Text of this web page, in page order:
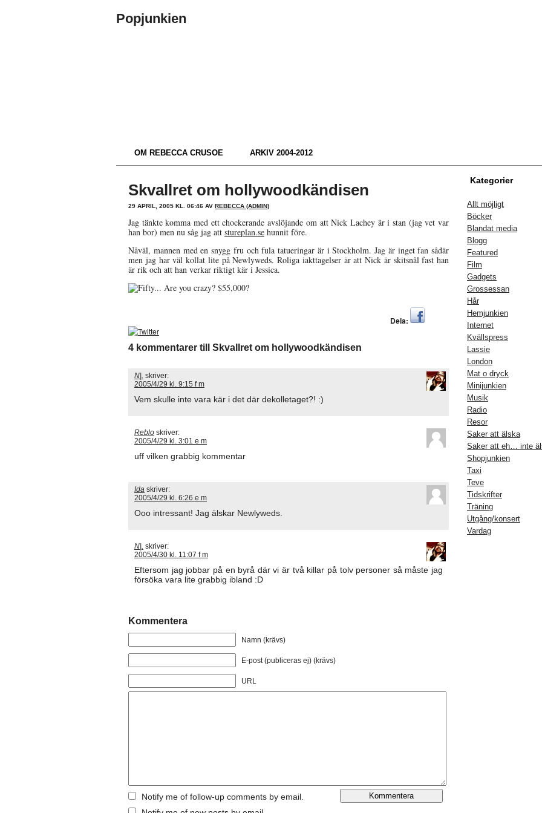
Popjunkien
OM REBECCA CRUSOE ARKIV 2004-2012
Skvallret om hollywoodkändisen
29 APRIL, 2005 KL. 06:46 AV REBECCA (ADMIN)
Jag tänkte komma med ett chockerande avslöjande om att Nick Lachey är i stan (jag vet var
han bor) men nu såg jag att stureplan.se hunnit före.
Nåväl, mannen med en snygg fru och fula tatueringar är i Stockholm. Jag är inget fan sådär
men jag har väl kollat lite på Newlyweds. Roliga iakttagelser är att Nick är skitsnål fast han
är rik och att han verkar riktigt kär i Jessica.
Dela:
4 kommentarer till Skvallret om hollywoodkändisen
N|. skriver:
2005/4/29 kl. 9:15 f m
Vem skulle inte vara kär i det där dekolletaget?! :)
Reblo skriver:
2005/4/29 kl. 3:01 e m
uff vilken grabbig kommentar
Ida skriver:
2005/4/29 kl. 6:26 e m
Ooo intressant! Jag älskar Newlyweds.
N|. skriver:
2005/4/30 kl. 11:07 f m
Eftersom jag jobbar på en byrå där vi är två killar på tolv personer så måste jag
försöka vara lite grabbig ibland :D
Kommentera
Namn (krävs)
E-post (publiceras ej) (krävs)
URL
Notify me of follow-up comments by email.
Kategorier
Allt möjligt
Böcker
Blandat media
Blogg
Featured
Film
Gadgets
Grossessan
Hår
Hemjunkien
Internet
Kvällspress
Lassie
London
Mat o dryck
Minijunkien
Musik
Radio
Resor
Saker att älska
Saker att eh… inte
Shopjunkien
Taxi
Teve
Tidskrifter
Träning
Utgång/konsert
Vardag